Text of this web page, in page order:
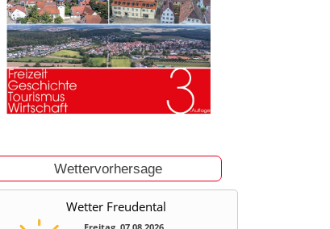
Wettervorhersage
Wetter Freudental